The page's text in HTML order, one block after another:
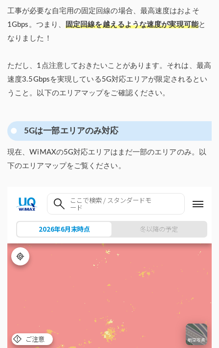
工事が必要な自宅用の固定回線の場合、最高速度はおよそ
1Gbps。つまり、 固定回線を越えるような速度が実現可能と
なりました！
ただし、1点注意しておきたいことがあります。それは、最高
速度3.5Gbpsを実現している5G対応エリアが限定されるとい
うこと。以下のエリアマップをご確認ください。
5Gは一部エリアのみ対応
現在、WiMAXの5G対応エリアはまだ一部のエリアのみ。以
下のエリアマップをご覧ください。